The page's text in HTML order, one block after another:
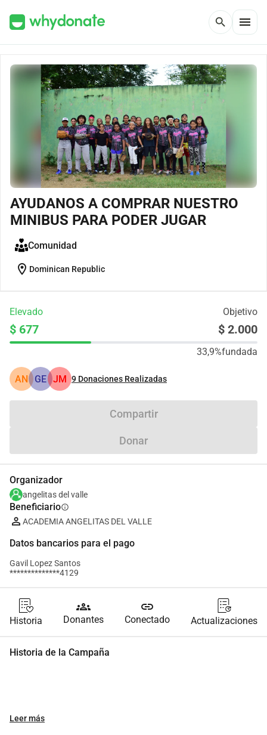
search menu
AYUDANOS A COMPRAR NUESTRO
MINIBUS PARA PODER JUGAR
Comunidad
location_on Dominican Republic
Elevado Objetivo
$ 677 $ 2.000
33,9%fundada
AN GE JM 9 Donaciones Realizadas
Compartir
Donar
Organizador
angelitas del valle
Beneficiarioinfo
ACADEMIA ANGELITAS DEL VALLE
Datos bancarios para el pago
Gavil Lopez Santos
**************4129
Historia
groups
Donantes
link
Conectado Actualizaciones
Historia de la Campaña
Leer más